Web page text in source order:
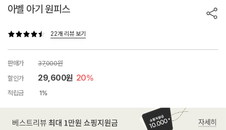
아벨 아기 원피스
22개 리뷰 보기
판매가
37,000원
할인가
29,600원 20%
적립금 1%